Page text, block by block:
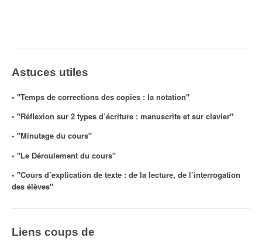
Astuces utiles
◦ "Temps de corrections des copies : la notation"
◦ "Réflexion sur 2 types d’écriture : manuscrite et sur clavier"
◦ "Minutage du cours"
◦ "Le Déroulement du cours"
◦ "Cours d’explication de texte : de la lecture, de l’interrogation
des élèves"
Liens coups de